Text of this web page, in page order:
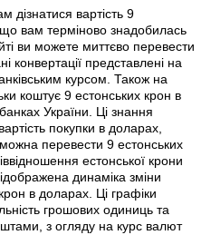
вартість 9
вам терміново знадобилась
ви можете миттєво перевести
конвертації представлені на
курсом. Також на
коштує 9 естонських крон в
України. Ці знання
покупки в доларах,
перевести 9 естонських
естонської крони
динаміка зміни
в доларах. Ці графіки
грошових одиниць та
з огляду на курс валют